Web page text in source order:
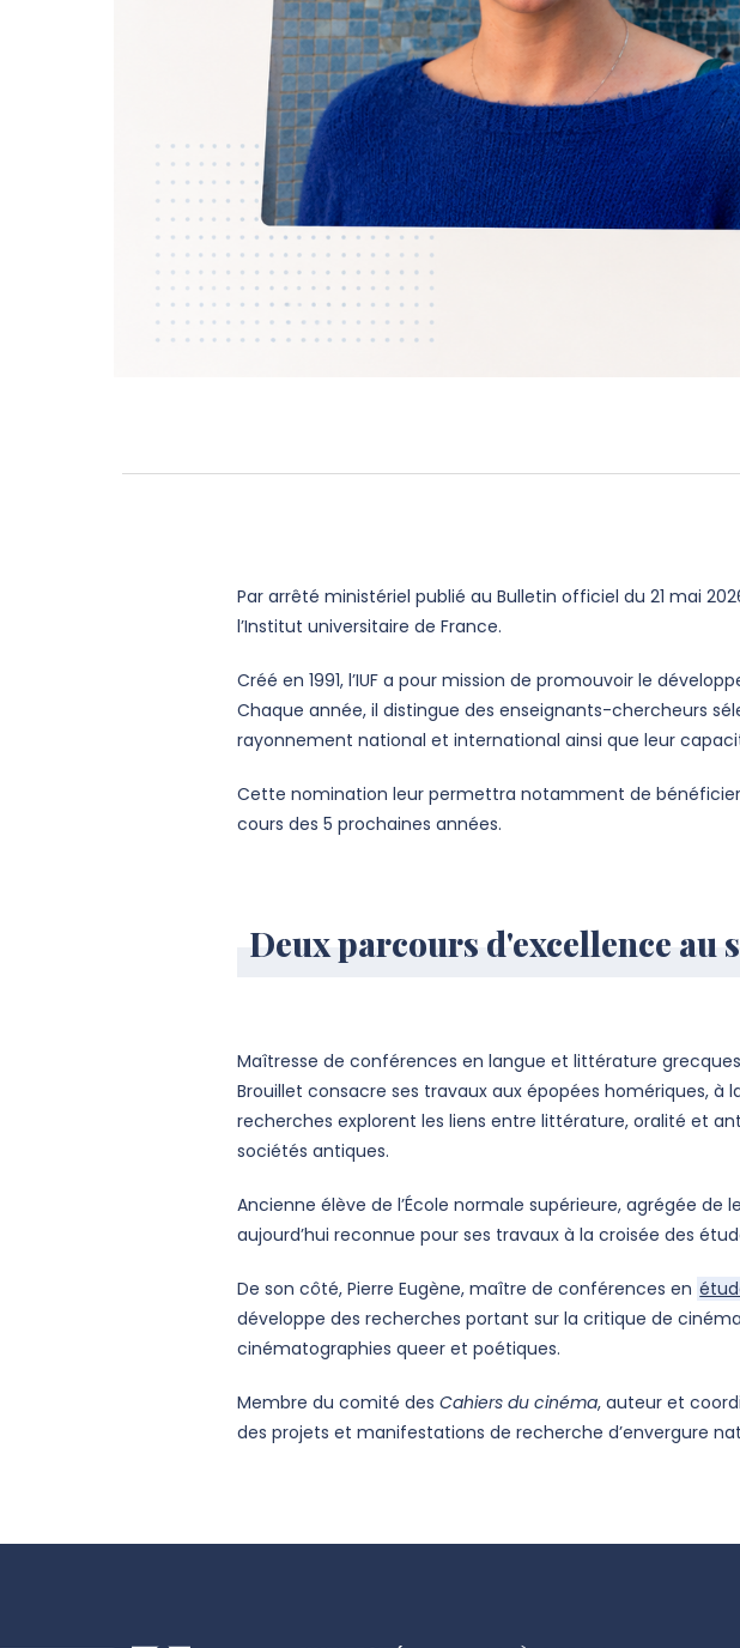
Par arrêté ministériel publié au Bulletin officiel du 21 mai
l’Institut universitaire de France.
Créé en 1991, l’IUF a pour mission de promouvoir le
Chaque année, il distingue des enseignants-chercheurs
rayonnement national et international ainsi que leur
Cette nomination leur permettra notamment de
cours des 5 prochaines années.
Deux parcours d'excellence au
Maîtresse de conférences en langue et littérature
Brouillet consacre ses travaux aux épopées homériques, à
recherches explorent les liens entre littérature, oralité et
sociétés antiques.
Ancienne élève de l’École normale supérieure, agrégée
aujourd’hui reconnue pour ses travaux à la croisée des
De son côté, Pierre Eugène, maître de conférences en
développe des recherches portant sur la critique de
cinématographies queer et poétiques.
Membre du comité desCahiers du cinéma, auteur et
des projets et manifestations de recherche d’envergure